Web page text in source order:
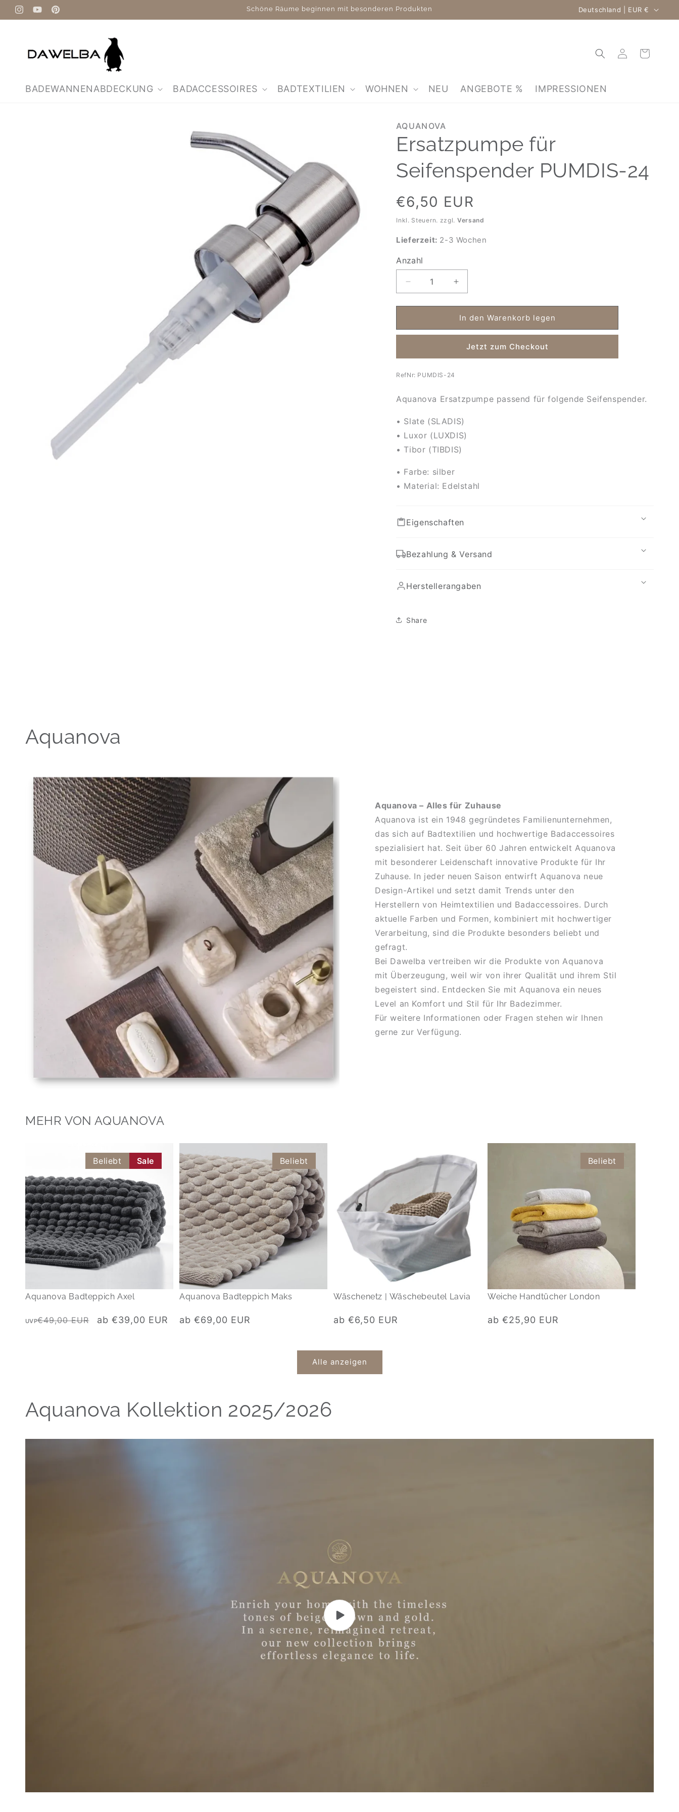
zum
Inhalt
InstagramYouTubePinterest
Schöne Räume beginnen mit besonderen Produkten Land/Region Deutschland | EUR €
BADEWANNENABDECKUNG BADACCESSOIRES BADTEXTILIEN WOHNEN NEU ANGEBOTE % IMPRESSIONEN
EinloggenWarenkorb
AQUANOVA
Ersatzpumpe für
Seifenspender PUMDIS-24
Normaler
Preis
€6,50 EUR
Inkl. Steuern. zzgl. Versand
Lieferzeit: 2-3 Wochen
Anzahl
Anzahl
Verringere
die
Menge
Ersatzpumpe
PUMDIS-
24
Erhöhe
die
Menge
für
Ersatzpumpe
Seifenspender
PUMDIS-
In den Warenkorb legen
Jetzt zum Checkout
RefNr: PUMDIS-24
Aquanova Ersatzpumpe passend für folgende Seifenspender.
• Slate (SLADIS)
• Luxor (LUXDIS)
• Tibor (TIBDIS)
• Farbe: silber
• Material: Edelstahl
Eigenschaften
Bezahlung & Versand
Herstellerangaben
Share
Aquanova
Aquanova – Alles für Zuhause
Aquanova ist ein 1948 gegründetes Familienunternehmen,
das sich auf Badtextilien und hochwertige Badaccessoires
spezialisiert hat. Seit über 60 Jahren entwickelt Aquanova
mit besonderer Leidenschaft innovative Produkte für Ihr
Zuhause. In jeder neuen Saison entwirft Aquanova neue
Design-Artikel und setzt damit Trends unter den
Herstellern von Heimtextilien und Badaccessoires. Durch
aktuelle Farben und Formen, kombiniert mit hochwertiger
Verarbeitung, sind die Produkte besonders beliebt und
gefragt.
Bei Dawelba vertreiben wir die Produkte von Aquanova
mit Überzeugung, weil wir von ihrer Qualität und ihrem Stil
begeistert sind. Entdecken Sie mit Aquanova ein neues
Level an Komfort und Stil für Ihr Badezimmer.
Für weitere Informationen oder Fragen stehen wir Ihnen
gerne zur Verfügung.
MEHR VON AQUANOVA
Aquanova Badteppich Axel
Normaler
UVP€49,00 EUR Verkaufspreis
ab €39,00 EUR
Beliebt Sale
Aquanova Badteppich Maks
Normaler
ab €69,00 EUR
Beliebt
Wäschenetz | Wäschebeutel Lavia
Normaler
ab €6,50 EUR
Weiche Handtücher London
Normaler
ab €25,90 EUR
Beliebt
Alle anzeigen
Aquanova Kollektion 2025/2026